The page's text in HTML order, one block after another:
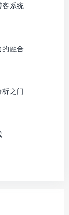
客系统
融合
之门